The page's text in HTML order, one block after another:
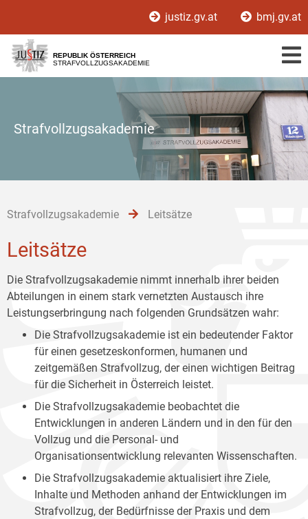
[1]
[2]
[3]
justiz.gv.at bmj.gv.at
REPUBLIK ÖSTERREICH
STRAFVOLLZUGSAKADEMIE
Strafvollzugsakademie
Strafvollzugsakademie Leitsätze
Leitsätze
Die Strafvollzugsakademie nimmt innerhalb ihrer beiden
Abteilungen in einem stark vernetzten Austausch ihre
Leistungserbringung nach folgenden Grundsätzen wahr:
Die Strafvollzugsakademie ist ein bedeutender Faktor
für einen gesetzeskonformen, humanen und
zeitgemäßen Strafvollzug, der einen wichtigen Beitrag
für die Sicherheit in Österreich leistet.
Die Strafvollzugsakademie beobachtet die
Entwicklungen in anderen Ländern und in den für den
Vollzug und die Personal- und
Organisationsentwicklung relevanten Wissenschaften.
Die Strafvollzugsakademie aktualisiert ihre Ziele,
Inhalte und Methoden anhand der Entwicklungen im
Strafvollzug, der Bedürfnisse der Praxis und dem